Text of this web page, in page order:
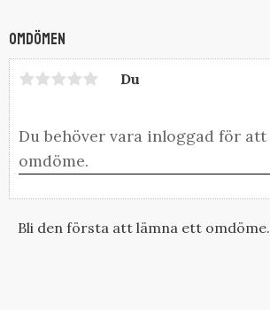
Omdömen
Du
Bli den första att lämna ett omdöme.